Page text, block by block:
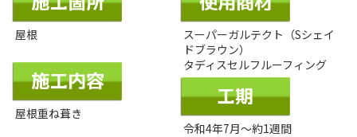
屋根
屋根重ね葺き
スーパーガルテクト（Sシェイ
ドブラウン）
タディスセルフルーフィング
令和4年7月～約1週間